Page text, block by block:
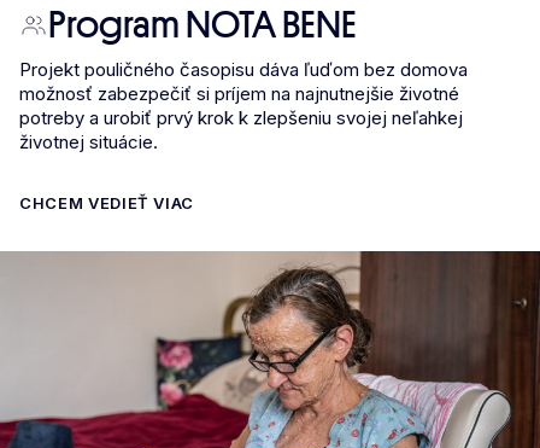
Program NOTA BENE
Projekt pouličného časopisu dáva ľuďom bez domova
možnosť zabezpečiť si príjem na najnutnejšie životné
potreby a urobiť prvý krok k zlepšeniu svojej neľahkej
životnej situácie.
CHCEM VEDIEŤ VIAC